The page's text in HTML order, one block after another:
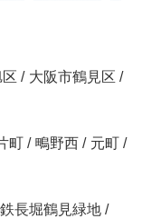
/ 大阪市鶴見区 /
町 / 鴫野西 / 元町 /
長堀鶴見緑地 /